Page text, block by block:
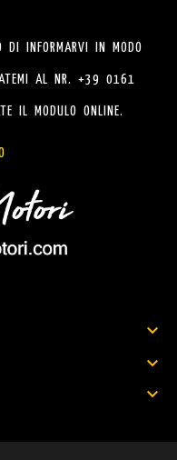
DI INFORMARVI IN MODO
AL NR. +39 0161
IL MODULO ONLINE.


